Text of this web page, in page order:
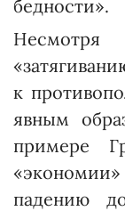
бедности».
к
явным
примере
«экономии»
падению